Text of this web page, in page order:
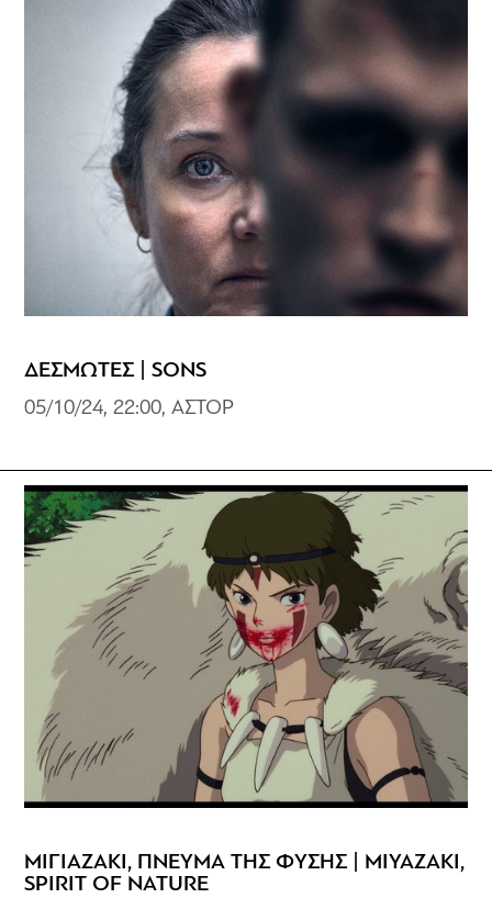
ΔΕΣΜΩΤΕΣ | SONS
05/10/24, 22:00, ΑΣΤΟΡ
ΜΙΓΙΑΖΑΚΙ, ΠΝΕΥΜΑ ΤΗΣ ΦΥΣΗΣ | MIYAZAKI,
SPIRIT OF NATURE